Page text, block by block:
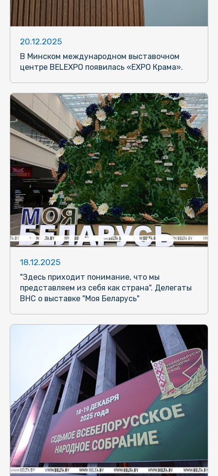
20.12.2025
В Минском международном выставочном
центре BELEXPO появилась «ЕХРО Крама».
18.12.2025
"Здесь приходит понимание, что мы
представляем из себя как страна". Делегаты
ВНС о выставке "Моя Беларусь"